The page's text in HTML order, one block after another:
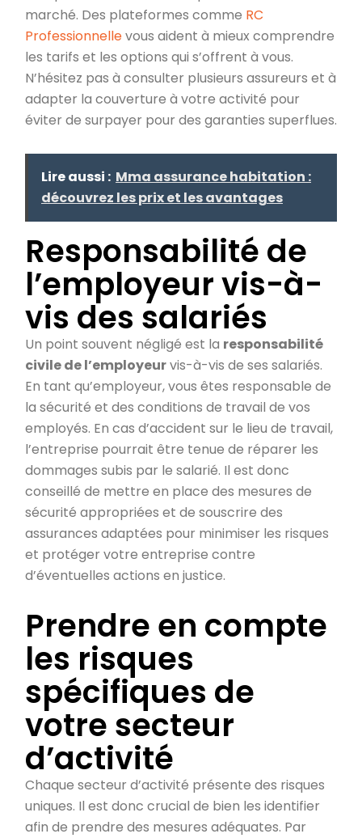
marché. Des plateformes comme RC
Professionnellevous aident à mieux comprendre
les tarifs et les options qui s’offrent à vous.
N’hésitez pas à consulter plusieurs assureurs et à
adapter la couverture à votre activité pour
éviter de surpayer pour des garanties superflues.
Lire aussi : Mma assurance habitation :
découvrez les prix et les avantages
Responsabilité de
l’employeur vis-à-
vis des salariés
Un point souvent négligé est la responsabilité
civile de l’employeurvis-à-vis de ses salariés.
En tant qu’employeur, vous êtes responsable de
la sécurité et des conditions de travail de vos
employés. En cas d’accident sur le lieu de travail,
l’entreprise pourrait être tenue de réparer les
dommages subis par le salarié. Il est donc
conseillé de mettre en place des mesures de
sécurité appropriées et de souscrire des
assurances adaptées pour minimiser les risques
et protéger votre entreprise contre
d’éventuelles actions en justice.
Prendre en compte
les risques
spécifiques de
votre secteur
d’activité
Chaque secteur d’activité présente des risques
uniques. Il est donc crucial de bien les identifier
afin de prendre des mesures adéquates. Par